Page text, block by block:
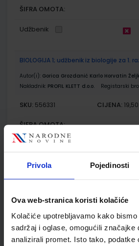
Privola Pojedinosti
Ova web-stranica koristi kolačiće
Kolačiće upotrebljavamo kako
sadržaj i oglase, omogućili značajke
analizirali promet. Isto tako, podatke
ŠIFRA OMOTA:
Udžbenik
BIOLOGIJA 1; udžbenik iz biologije za 1.
Autor(i): Gorica Grozdanić Karlo Horvatin
Nakladnik: PROFIL KLETT d.o.o. Registarski
SKU: 556331 CIJENA:
ŠIFRA OMOTA:
Udžbenik
Autor(i):Gorica Grozdanić Karlo Horvatin
DOM
SKU:556495 CIJENA: